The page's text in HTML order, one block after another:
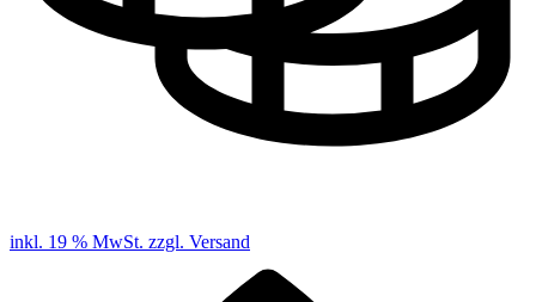
inkl. 19 % MwSt. zzgl. Versand